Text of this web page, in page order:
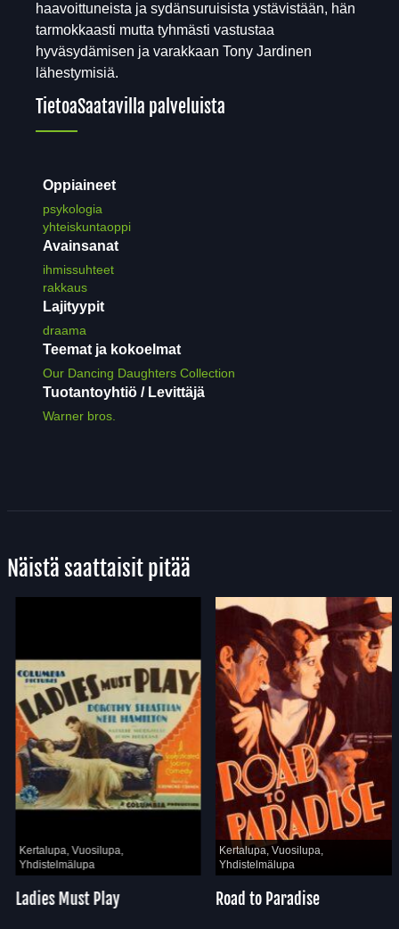
haavoittuneista ja sydänsuruisista ystävistään, hän
tarmokkaasti mutta tyhmästi vastustaa
hyväsydämisen ja varakkaan Tony Jardinen
lähestymisiä.
TietoaSaatavilla palveluista
Oppiaineet
psykologia
yhteiskuntaoppi
Avainsanat
ihmissuhteet
rakkaus
Lajityypit
draama
Teemat ja kokoelmat
Our Dancing Daughters Collection
Tuotantoyhtiö / Levittäjä
Warner bros.
Näistä saattaisit pitää
Kertalupa, Vuosilupa,
Yhdistelmälupa
Ladies Must Play
Kertalupa, Vuosilupa,
Yhdistelmälupa
Road to Paradise